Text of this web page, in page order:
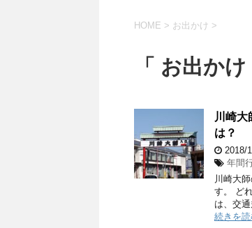
HOME > お出かけ >
「 お出か
川崎
は？
2018/
年間
川崎大
す。 ど
は、交
続きを読